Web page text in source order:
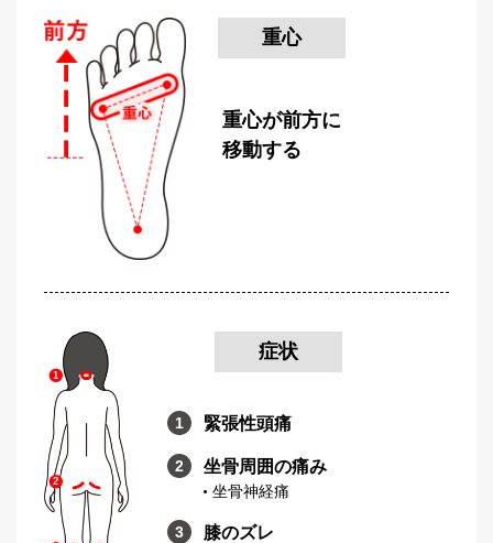
重心
重心が前方に
移動する
症状
緊張性頭痛
坐骨周囲の痛み
坐骨神経痛
膝のズレ